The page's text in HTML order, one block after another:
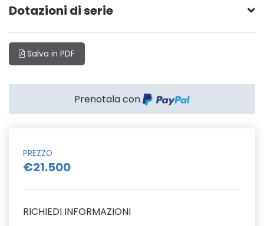
Dotazioni di serie
Salva in PDF
Prenotala con
PREZZO
€21.500
RICHIEDI INFORMAZIONI